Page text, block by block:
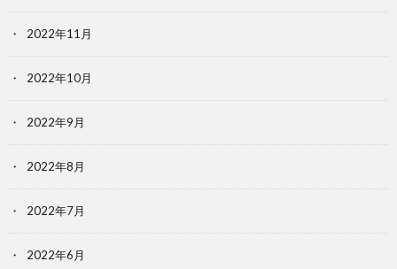
2022年11月
2022年10月
2022年9月
2022年8月
2022年7月
2022年6月